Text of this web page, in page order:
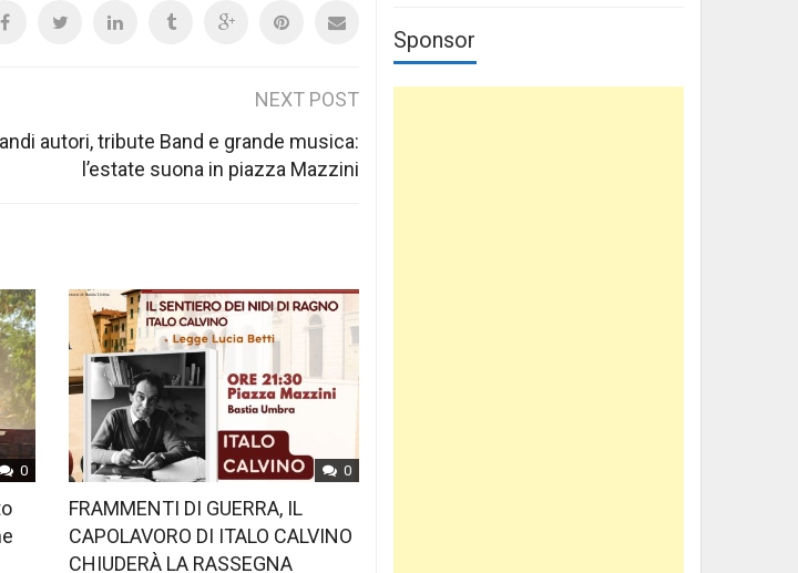
NEXT POST
autori, tribute Band e grande musica:
l’estate suona in piazza Mazzini
0 0
FRAMMENTI DI GUERRA, IL
CAPOLAVORO DI ITALO CALVINO
CHIUDERÀ LA RASSEGNA
Sponsor